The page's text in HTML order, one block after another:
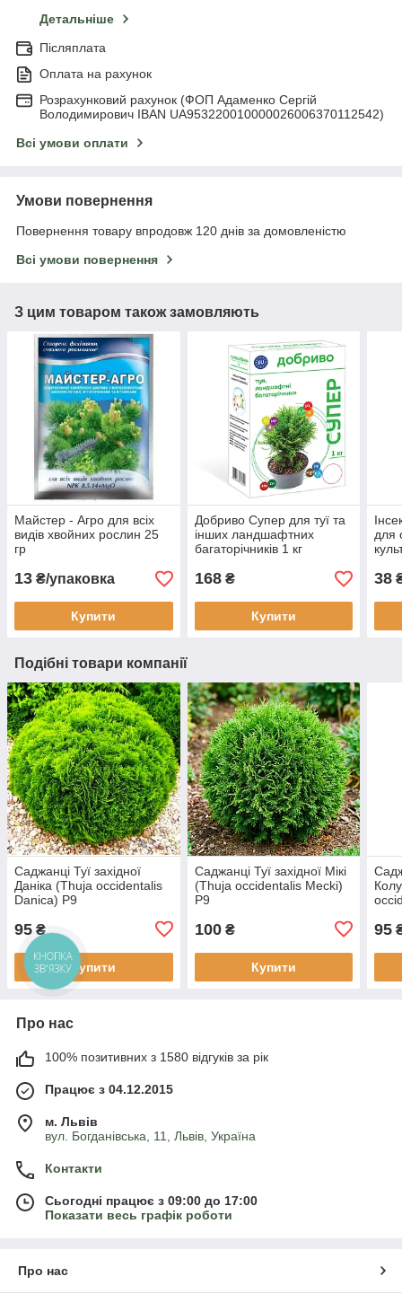
Детальніше
Післяплата
Оплата на рахунок
Розрахунковий рахунок (ФОП Адаменко Сергій
Володимирович IBAN UA953220010000026006370112542)
Всі умови оплати
Умови повернення
Повернення товару впродовж 120 днів за домовленістю
Всі умови повернення
З цим товаром також замовляють
Майстер - Агро для всіх
видів хвойних рослин 25
гр
13 ₴/упаковка
Купити
Добриво Супер для туї та
інших ландшафтних
багаторічників 1 кг
168₴
Купити
для
38
Подібні товари компанії
Саджанці Туї західної
Даніка (Thuja occidentalis
Danica) Р9
95 ₴
Купити
Саджанці Туї західної Мікі
(Thuja occidentalis Mecki)
Р9
100₴
Купити
95
Про нас
100% позитивних з 1580 відгуків за рік
Працює з 04.12.2015
м. Львів
вул. Богданівська, 11, Львів, Україна
Контакти
Сьогодні працює з 09:00 до 17:00
Показати весь графік роботи
Про нас
КНОПКА
ЗВ'ЯЗКУ